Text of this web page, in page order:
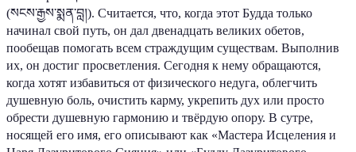
(སངས་རྒྱས་སྨན་བླ།). Считается, что, когда этот Будда только
начинал свой путь, он дал двенадцать великих обетов,
пообещав помогать всем страждущим существам. Выполнив
их, он достиг просветления. Сегодня к нему обращаются,
когда хотят избавиться от физического недуга, облегчить
душевную боль, очистить карму, укрепить дух или просто
обрести душевную гармонию и твёрдую опору. В сутре,
носящей его имя, его описывают как «Мастера Исцеления и